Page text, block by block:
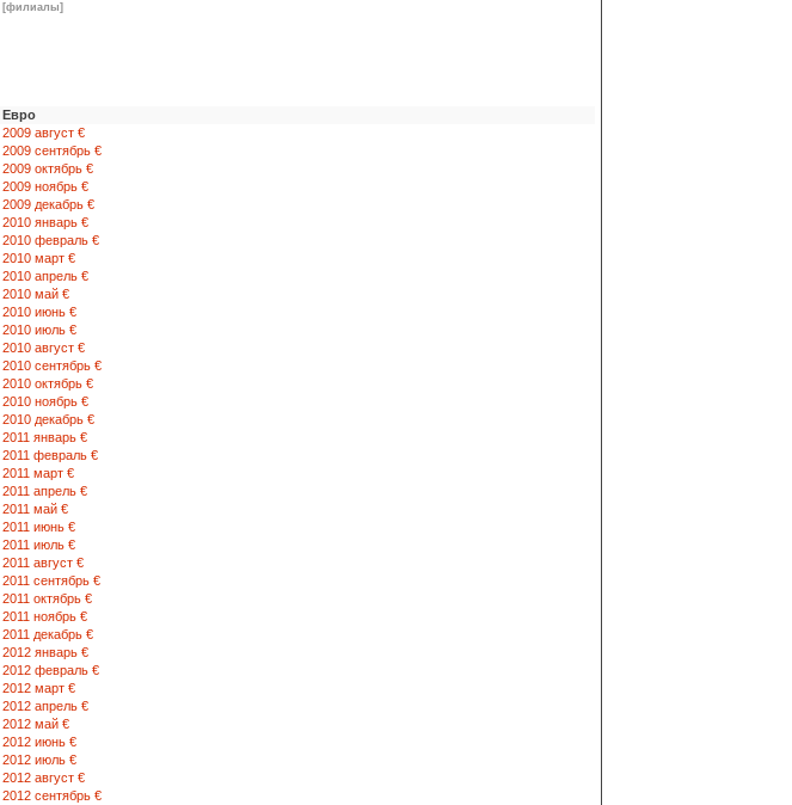
[филиалы]
Евро
2009 август €
2009 сентябрь €
2009 октябрь €
2009 ноябрь €
2009 декабрь €
2010 январь €
2010 февраль €
2010 март €
2010 апрель €
2010 май €
2010 июнь €
2010 июль €
2010 август €
2010 сентябрь €
2010 октябрь €
2010 ноябрь €
2010 декабрь €
2011 январь €
2011 февраль €
2011 март €
2011 апрель €
2011 май €
2011 июнь €
2011 июль €
2011 август €
2011 сентябрь €
2011 октябрь €
2011 ноябрь €
2011 декабрь €
2012 январь €
2012 февраль €
2012 март €
2012 апрель €
2012 май €
2012 июнь €
2012 июль €
2012 август €
2012 сентябрь €